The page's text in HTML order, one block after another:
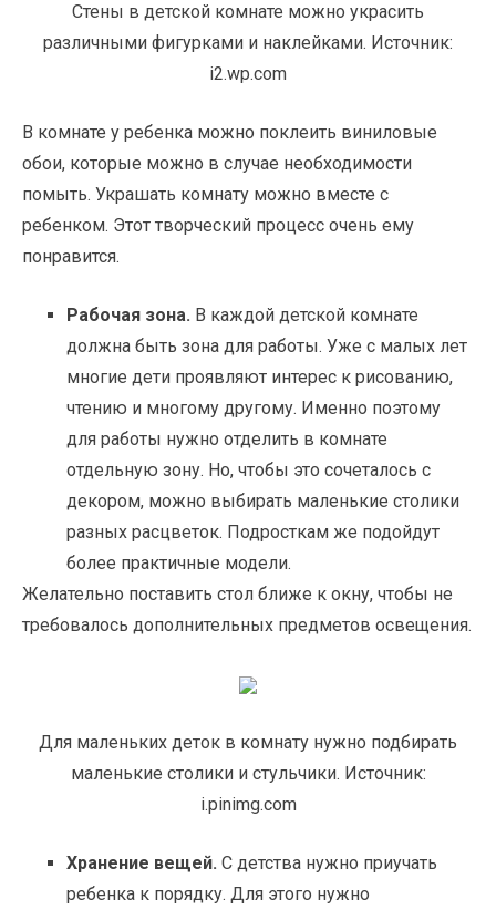
Стены в детской комнате можно украсить
различными фигурками и наклейками. Источник:
i2.wp.com
В комнате у ребенка можно поклеить виниловые
обои, которые можно в случае необходимости
помыть. Украшать комнату можно вместе с
ребенком. Этот творческий процесс очень ему
понравится.
Рабочая зона. В каждой детской комнате
должна быть зона для работы. Уже с малых лет
многие дети проявляют интерес к рисованию,
чтению и многому другому. Именно поэтому
для работы нужно отделить в комнате
отдельную зону. Но, чтобы это сочеталось с
декором, можно выбирать маленькие столики
разных расцветок. Подросткам же подойдут
более практичные модели.
Желательно поставить стол ближе к окну, чтобы не
требовалось дополнительных предметов освещения.
Для маленьких деток в комнату нужно подбирать
маленькие столики и стульчики. Источник:
i.pinimg.com
Хранение вещей. С детства нужно приучать
ребенка к порядку. Для этого нужно